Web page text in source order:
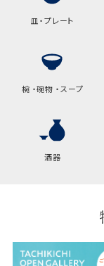
皿・プレート
椀 ・碗物 ・スープ
酒器